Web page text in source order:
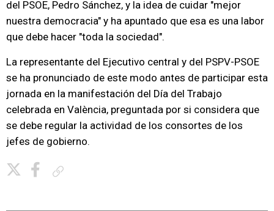
del PSOE, Pedro Sánchez, y la idea de cuidar "mejor
nuestra democracia" y ha apuntado que esa es una labor
que debe hacer "toda la sociedad".
La representante del Ejecutivo central y del PSPV-PSOE
se ha pronunciado de este modo antes de participar esta
jornada en la manifestación del Día del Trabajo
celebrada en València, preguntada por si considera que
se debe regular la actividad de los consortes de los
jefes de gobierno.